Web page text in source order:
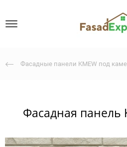
Фасадные панели KMEW под
Фасадная панель